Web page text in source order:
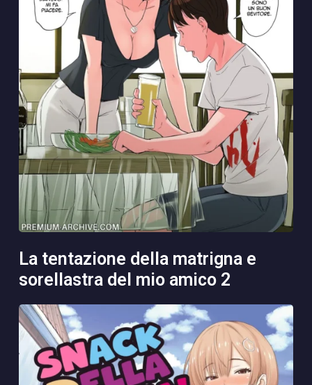
la tentazione della matrigna e
sorellastra del mio amico 2